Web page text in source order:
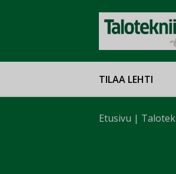
TILAA LEHTI
Etusivu |